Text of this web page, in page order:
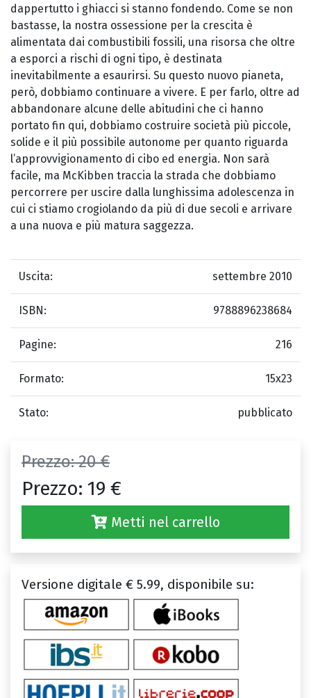
dappertutto i ghiacci si stanno fondendo. Come se non
bastasse, la nostra ossessione per la crescita è
alimentata dai combustibili fossili, una risorsa che oltre
a esporci a rischi di ogni tipo, è destinata
inevitabilmente a esaurirsi. Su questo nuovo pianeta,
però, dobbiamo continuare a vivere. E per farlo, oltre ad
abbandonare alcune delle abitudini che ci hanno
portato fin qui, dobbiamo costruire società più piccole,
solide e il più possibile autonome per quanto riguarda
l’approvvigionamento di cibo ed energia. Non sarà
facile, ma McKibben traccia la strada che dobbiamo
percorrere per uscire dalla lunghissima adolescenza in
cui ci stiamo crogiolando da più di due secoli e arrivare
a una nuova e più matura saggezza.
Uscita: settembre 2010
ISBN: 9788896238684
Pagine: 216
Formato: 15x23
Stato: pubblicato
Prezzo:20 €
Prezzo: 19 €
Metti nel carrello
Versione digitale € 5.99, disponibile su: